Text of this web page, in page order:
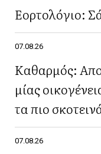
Εορτολόγιο:
07.08.26
Καθαρμός:
μίας
τα πιο
07.08.26